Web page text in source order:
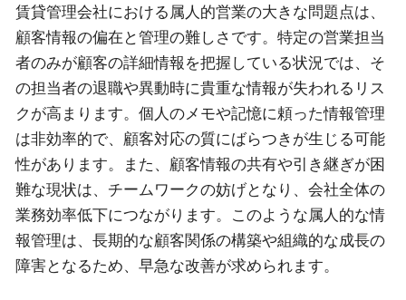
賃貸管理会社における属人的営業の大きな問題点は、
顧客情報の偏在と管理の難しさです。特定の営業担当
者のみが顧客の詳細情報を把握している状況では、そ
の担当者の退職や異動時に貴重な情報が失われるリス
クが高まります。個人のメモや記憶に頼った情報管理
は非効率的で、顧客対応の質にばらつきが生じる可能
性があります。また、顧客情報の共有や引き継ぎが困
難な現状は、チームワークの妨げとなり、会社全体の
業務効率低下につながります。このような属人的な情
報管理は、長期的な顧客関係の構築や組織的な成長の
障害となるため、早急な改善が求められます。